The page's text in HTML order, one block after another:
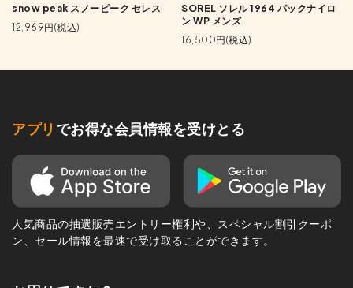
snow peak スノーピーク セレス
12,969円(税込)
SOREL ソレル 1964 パックナイロ
ン WP メンズ
16,500円(税込)
アプリ でお得な会員情報を受けとる
人気商品の抽選販売エントリー権利や、スペシャル割引クーポ
ン、セール情報を最速で受け取ることができます。